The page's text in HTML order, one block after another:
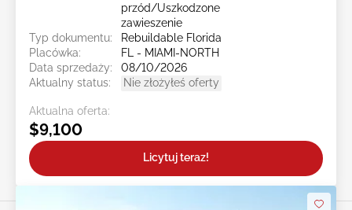
przód/Uszkodzone
zawieszenie
Typ dokumentu:
Rebuildable Florida
Placówka:
FL - MIAMI-NORTH
Data sprzedaży:
08/10/2026
Aktualny status:
Nie złożyłeś oferty
Aktualna oferta:
$9,100
Licytuj teraz!